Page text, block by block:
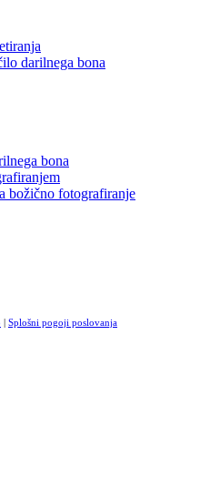
darilnega bona
bona
božično fotografiranje
| Splošni pogoji poslovanja